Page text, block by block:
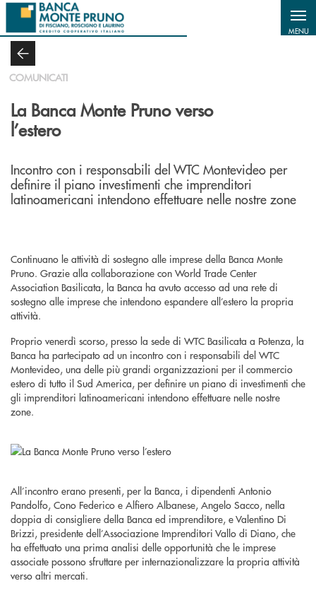
Salta al contenuto principale
MENU
COMUNICATI
La Banca Monte Pruno verso
l’estero
Incontro con i responsabili del WTC Montevideo per
definire il piano investimenti che imprenditori
latinoamericani intendono effettuare nelle nostre zone
Continuano le attività di sostegno alle imprese della Banca Monte
Pruno. Grazie alla collaborazione con World Trade Center
Association Basilicata, la Banca ha avuto accesso ad una rete di
sostegno alle imprese che intendono espandere all’estero la propria
attività.
Proprio venerdì scorso, presso la sede di WTC Basilicata a Potenza, la
Banca ha partecipato ad un incontro con i responsabili del WTC
Montevideo, una delle più grandi organizzazioni per il commercio
estero di tutto il Sud America, per definire un piano di investimenti che
gli imprenditori latinoamericani intendono effettuare nelle nostre
zone.
All’incontro erano presenti, per la Banca, i dipendenti Antonio
Pandolfo, Cono Federico e Alfiero Albanese, Angelo Sacco, nella
doppia di consigliere della Banca ed imprenditore, e Valentino Di
Brizzi, presidente dell’Associazione Imprenditori Vallo di Diano, che
ha effettuato una prima analisi delle opportunità che le imprese
associate possono sfruttare per internazionalizzare la propria attività
verso altri mercati.